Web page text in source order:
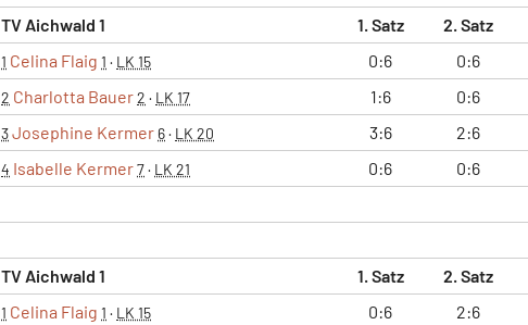
TV Aichwald 1 1. Satz 2. Satz
1 Celina Flaig 1 · LK 15 0:6 0:6
2 Charlotta Bauer2 · LK 17 1:6 0:6
3Josephine Kermer 6· LK 20 3:6 2:6
4 Isabelle Kermer7· LK 21 0:6 0:6
TV Aichwald 1 1. Satz 2. Satz
1 Celina Flaig 1 · LK 15
0:6 2:6